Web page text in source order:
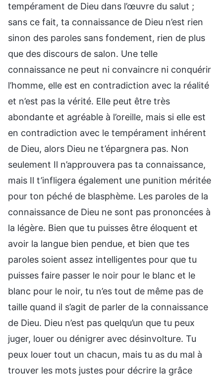
tempérament de Dieu dans l’œuvre du salut ;
sans ce fait, ta connaissance de Dieu n’est rien
sinon des paroles sans fondement, rien de plus
que des discours de salon. Une telle
connaissance ne peut ni convaincre ni conquérir
l’homme, elle est en contradiction avec la réalité
et n’est pas la vérité. Elle peut être très
abondante et agréable à l’oreille, mais si elle est
en contradiction avec le tempérament inhérent
de Dieu, alors Dieu ne t’épargnera pas. Non
seulement Il n’approuvera pas ta connaissance,
mais Il t’infligera également une punition méritée
pour ton péché de blasphème. Les paroles de la
connaissance de Dieu ne sont pas prononcées à
la légère. Bien que tu puisses être éloquent et
avoir la langue bien pendue, et bien que tes
paroles soient assez intelligentes pour que tu
puisses faire passer le noir pour le blanc et le
blanc pour le noir, tu n’es tout de même pas de
taille quand il s’agit de parler de la connaissance
de Dieu. Dieu n’est pas quelqu’un que tu peux
juger, louer ou dénigrer avec désinvolture. Tu
peux louer tout un chacun, mais tu as du mal à
trouver les mots justes pour décrire la grâce